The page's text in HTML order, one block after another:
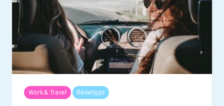
Work & Travel Reisetipps